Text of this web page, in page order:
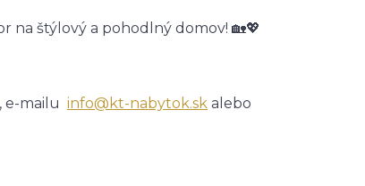
na štýlový a pohodlný domov! 🏡💖
e-mailu info@kt-nabytok.sk alebo